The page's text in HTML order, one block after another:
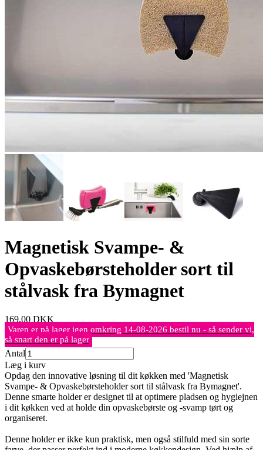
Magnetisk Svampe- &
Opvaskebørsteholder sort til
stålvask fra Bymagnet
169,00 DKK
Varen er på lager igen omkring 14-08-2026 bestil nu - så sender vi,
så snart den er på lager
Antal
Læg i kurv
Opdag den innovative løsning til dit køkken med 'Magnetisk
Svampe- & Opvaskebørsteholder sort til stålvask fra Bymagnet'.
Denne smarte holder er designet til at optimere pladsen og hygiejnen
i dit køkken ved at holde din opvaskebørste og -svamp tørt og
organiseret.
Denne holder er ikke kun praktisk, men også stilfuld med sin sorte